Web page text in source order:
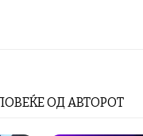
ОД АВТОРОТ